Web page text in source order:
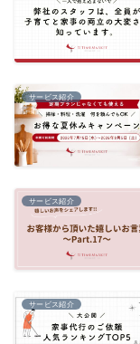
サービス紹介
サービス紹介
サービス紹介